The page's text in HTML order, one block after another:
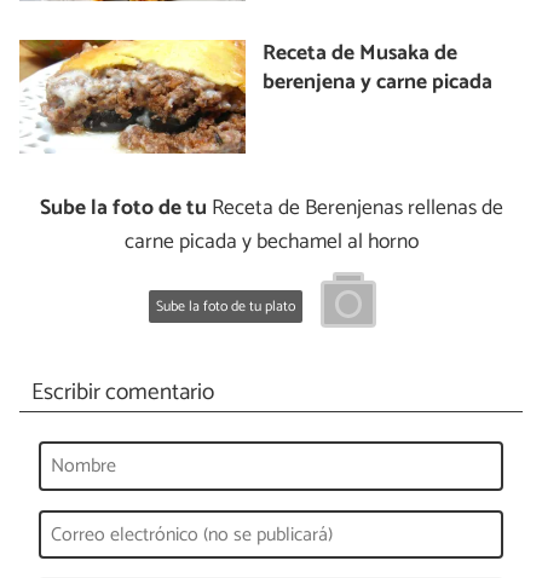
Receta de Musaka de
berenjena y carne picada
Sube la foto de tu Receta de Berenjenas rellenas de
carne picada y bechamel al horno
Sube la foto de tu plato
Escribir comentario